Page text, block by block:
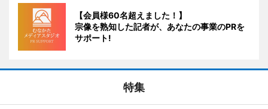
【会員様60名超えました！】
宗像を熟知した記者が、あなたの事業のPRを
サポート!
特集